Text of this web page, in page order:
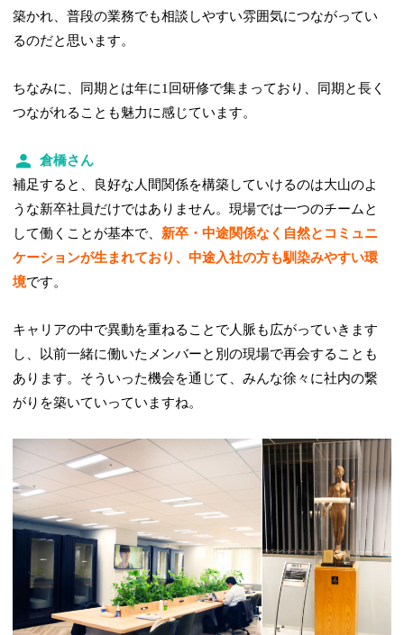
築かれ、普段の業務でも相談しやすい雰囲気につながってい
るのだと思います。
ちなみに、同期とは年に1回研修で集まっており、同期と長く
つながれることも魅力に感じています。
倉橋さん
補足すると、良好な人間関係を構築していけるのは大山のよ
うな新卒社員だけではありません。現場では一つのチームと
して働くことが基本で、 新卒・中途関係なく自然とコミュニ
ケーションが生まれており、中途入社の方も馴染みやすい環
境です。
キャリアの中で異動を重ねることで人脈も広がっていきます
し、以前一緒に働いたメンバーと別の現場で再会することも
あります。そういった機会を通じて、みんな徐々に社内の繋
がりを築いていっていますね。